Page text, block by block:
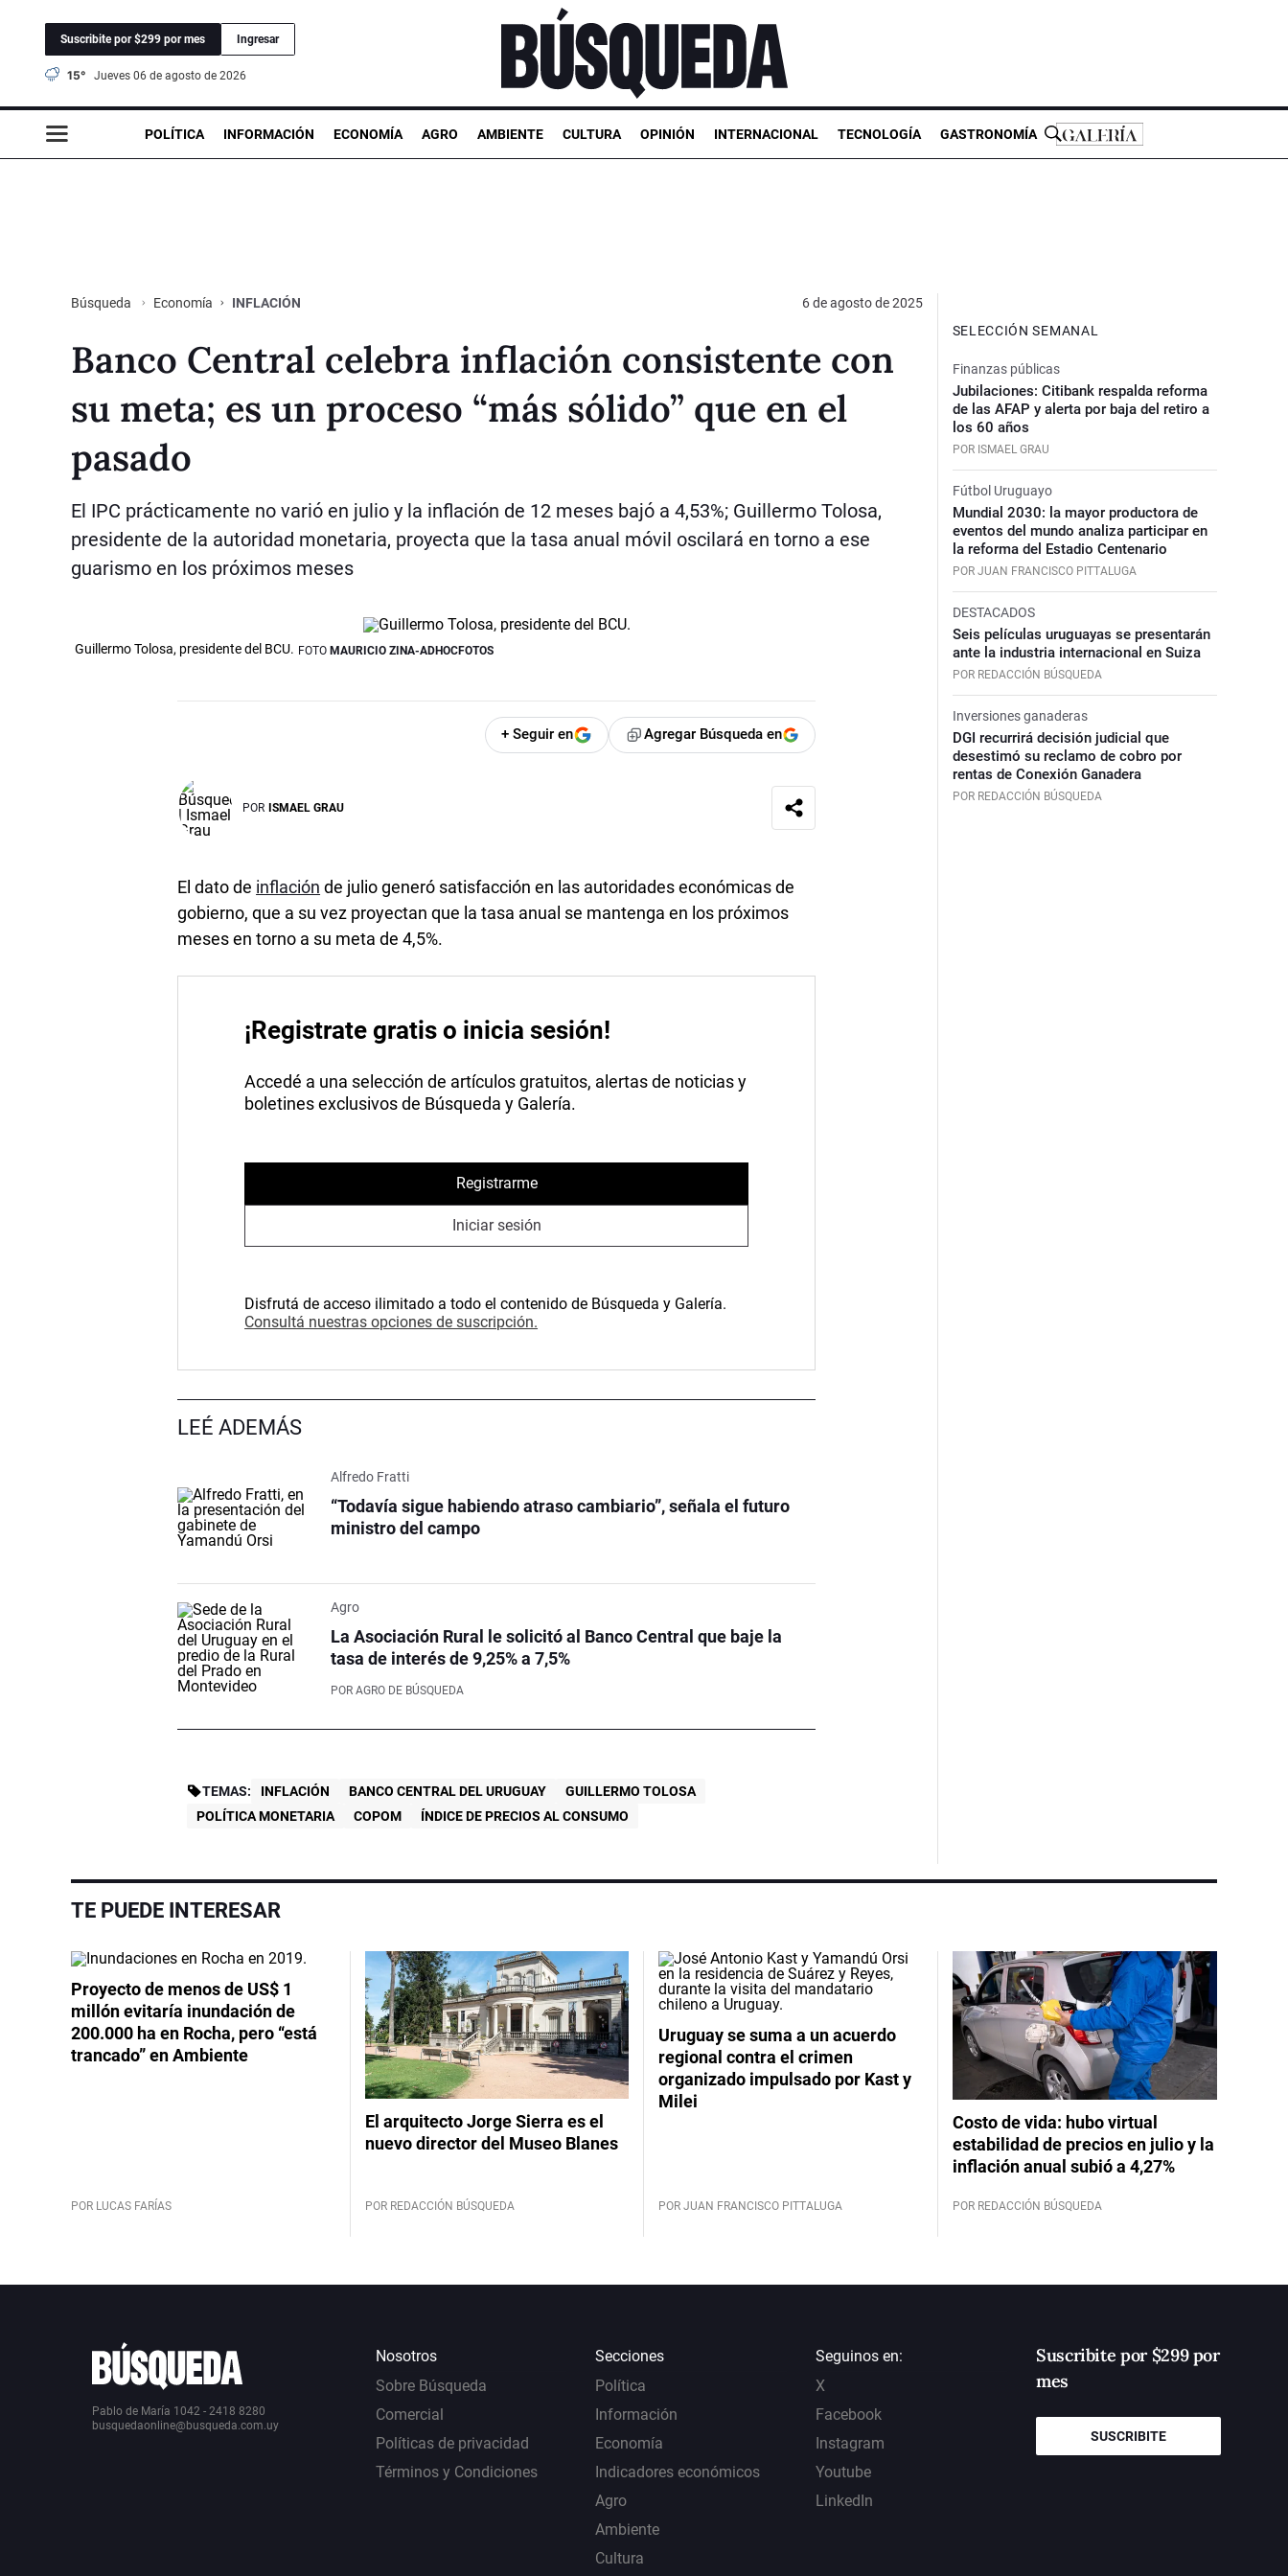
Suscribite por $299 por mes Ingresar
15° jueves 06 de agosto de 2026
POLÍTICA INFORMACIÓN ECONOMÍA AGRO AMBIENTE CULTURA OPINIÓN INTERNACIONAL TECNOLOGÍA GASTRONOMÍA
Búsqueda Economía INFLACIÓN 6 de agosto de 2025
Banco Central celebra inflación consistente con
su meta; es un proceso “más sólido” que en el
pasado
El IPC prácticamente no varió en julio y la inflación de 12 meses bajó a 4,53%; Guillermo Tolosa,
presidente de la autoridad monetaria, proyecta que la tasa anual móvil oscilará en torno a ese
guarismo en los próximos meses
Guillermo Tolosa, presidente del BCU. FOTO MAURICIO ZINA-ADHOCFOTOS
+ Seguir en Agregar Búsqueda en
POR ISMAEL GRAU
El dato de inflación de julio generó satisfacción en las autoridades económicas de
gobierno, que a su vez proyectan que la tasa anual se mantenga en los próximos
meses en torno a su meta de 4,5%.
¡Registrate gratis o inicia sesión!
Accedé a una selección de artículos gratuitos, alertas de noticias y
boletines exclusivos de Búsqueda y Galería.
Registrarme
Iniciar sesión
Disfrutá de acceso ilimitado a todo el contenido de Búsqueda y Galería.
Consultá nuestras opciones de suscripción.
LEÉ ADEMÁS
Alfredo Fratti
“Todavía sigue habiendo atraso cambiario”, señala el futuro
ministro del campo
Agro
La Asociación Rural le solicitó al Banco Central que baje la
tasa de interés de 9,25% a 7,5%
POR AGRO DE BÚSQUEDA
TEMAS: INFLACIÓN BANCO CENTRAL DEL URUGUAY
GUILLERMO TOLOSA
POLÍTICA MONETARIA
COPOM ÍNDICE DE PRECIOS AL CONSUMO
SELECCIÓN SEMANAL
Finanzas públicas
Jubilaciones: Citibank respalda reforma
de las AFAP y alerta por baja del retiro a
los 60 años
POR ISMAEL GRAU
Fútbol Uruguayo
Mundial 2030: la mayor productora de
eventos del mundo analiza participar en
la reforma del Estadio Centenario
POR JUAN FRANCISCO PITTALUGA
DESTACADOS
Seis películas uruguayas se presentarán
ante la industria internacional en Suiza
POR REDACCIÓN BÚSQUEDA
Inversiones ganaderas
DGI recurrirá decisión judicial que
desestimó su reclamo de cobro por
rentas de Conexión Ganadera
POR REDACCIÓN BÚSQUEDA
TE PUEDE INTERESAR
Proyecto de menos de US$ 1
millón evitaría inundación de
200.000 ha en Rocha, pero “está
trancado” en Ambiente
POR LUCAS FARÍAS
El arquitecto Jorge Sierra es el
nuevo director del Museo Blanes
POR REDACCIÓN BÚSQUEDA
Uruguay se suma a un acuerdo
regional contra el crimen
organizado impulsado por Kast y
Milei
POR JUAN FRANCISCO PITTALUGA
Costo de vida: hubo virtual
estabilidad de precios en julio y la
inflación anual subió a 4,27%
POR REDACCIÓN BÚSQUEDA
Pablo de María 1042 - 2418 8280
busquedaonline@busqueda.com.uy
Nosotros
Sobre Búsqueda
Comercial
Políticas de privacidad
Términos y Condiciones
Secciones
Política
Información
Economía
Indicadores económicos
Agro
Ambiente
Cultura
Seguinos en:
X
Facebook
Instagram
Youtube
LinkedIn
Suscribite por $299 por
mes
SUSCRIBITE